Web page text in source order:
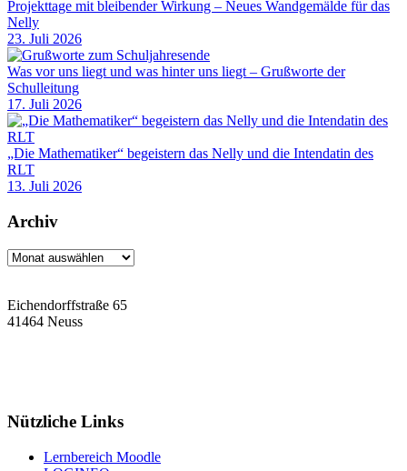
Projekttage mit bleibender Wirkung – Neues Wandgemälde für das
Nelly
23. Juli 2026
Was vor uns liegt und was hinter uns liegt – Grußworte der
Schulleitung
17. Juli 2026
„Die Mathematiker“ begeistern das Nelly und die Intendatin des
RLT
13. Juli 2026
Archiv
Archiv
Eichendorffstraße 65
41464 Neuss
Nützliche Links
Lernbereich Moodle